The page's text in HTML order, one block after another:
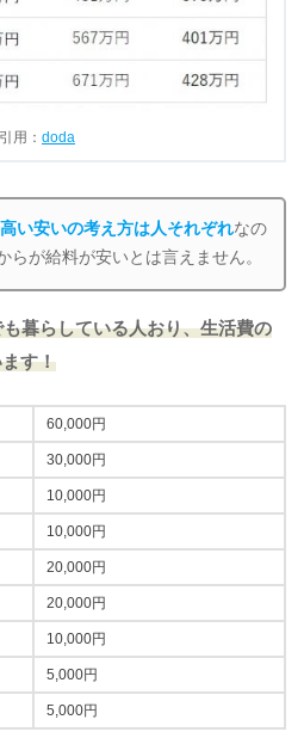
引用： doda
い安いの考え方は人それぞれなの
らが給料が安いとは言えません。
暮らしている人おり、生活費の
す！
60,000円
30,000円
10,000円
10,000円
20,000円
20,000円
10,000円
5,000円
5,000円